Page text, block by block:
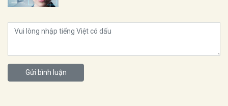
Gửi bình luận